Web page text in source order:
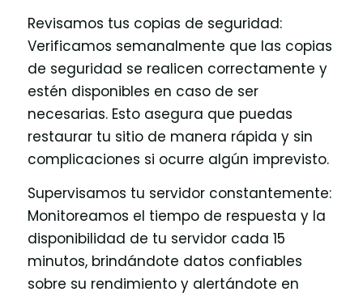
Revisamos tus copias de seguridad:
Verificamos semanalmente que las copias
de seguridad se realicen correctamente y
estén disponibles en caso de ser
necesarias. Esto asegura que puedas
restaurar tu sitio de manera rápida y sin
complicaciones si ocurre algún imprevisto.
Supervisamos tu servidor constantemente:
Monitoreamos el tiempo de respuesta y la
disponibilidad de tu servidor cada 15
minutos, brindándote datos confiables
sobre su rendimiento y alertándote en